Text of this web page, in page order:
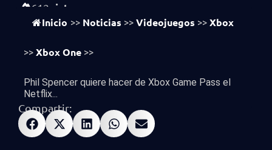
612 vistas
Inicio >> Noticias >> Videojuegos >> Xbox
>> Xbox One >>
Phil Spencer quiere hacer de Xbox Game Pass el
Netflix...
Compartir: